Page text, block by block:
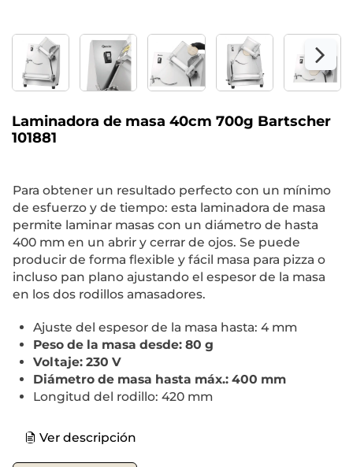
Laminadora de masa 40cm 700g Bartscher
101881
Para obtener un resultado perfecto con un mínimo
de esfuerzo y de tiempo: esta laminadora de masa
permite laminar masas con un diámetro de hasta
400 mm en un abrir y cerrar de ojos. Se puede
producir de forma flexible y fácil masa para pizza o
incluso pan plano ajustando el espesor de la masa
en los dos rodillos amasadores.
Ajuste del espesor de la masa hasta: 4 mm
Peso de la masa desde: 80 g
Voltaje: 230 V
Diámetro de masa hasta máx.: 400 mm
Longitud del rodillo: 420 mm
Ver descripción